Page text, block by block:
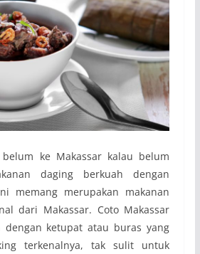
ke Makassar kalau belum
daging berkuah dengan
memang merupakan makanan
dari Makassar. Coto Makassar
dengan ketupat atau buras yang
terkenalnya, tak sulit untuk